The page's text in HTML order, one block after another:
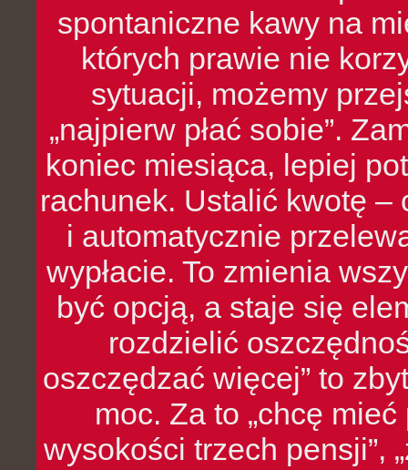
spontaniczne kawy na
których prawie nie
sytuacji, możemy
„najpierw płać sobie”.
koniec miesiąca, lepiej
rachunek. Ustalić kwotę
i automatycznie
wypłacie. To zmienia
być opcją, a staje się
rozdzielić
oszczędzać więcej” to
moc. Za to „chcę
wysokości trzech pensji”,